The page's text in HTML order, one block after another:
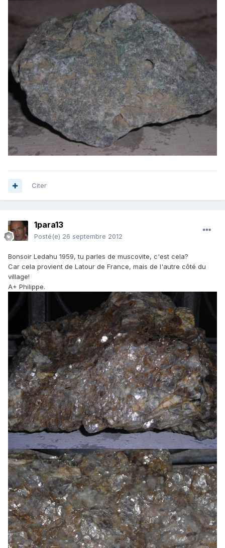
Citer
1para13
Posté(e) 26 septembre 2012
Bonsoir Ledahu 1959, tu parles de muscovite, c'est cela?
Car cela provient de Latour de France, mais de l'autre côté du
village!
A+ Philippe.